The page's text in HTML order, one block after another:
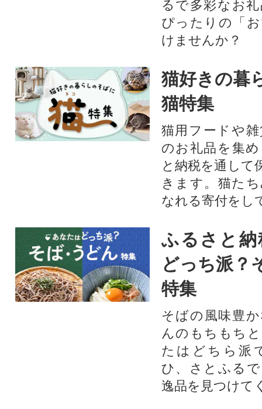
るで多彩なお
ぴったりの「
けませんか？
猫好きの暮
猫特集
猫用フードや
のお礼品を集
と納税を通して
きます。猫た
なれる寄付をし
ふるさと
どっち派？
特集
そばの風味豊
んのもちもち
たはどちら派
ひ、さとふる
逸品を見つけて